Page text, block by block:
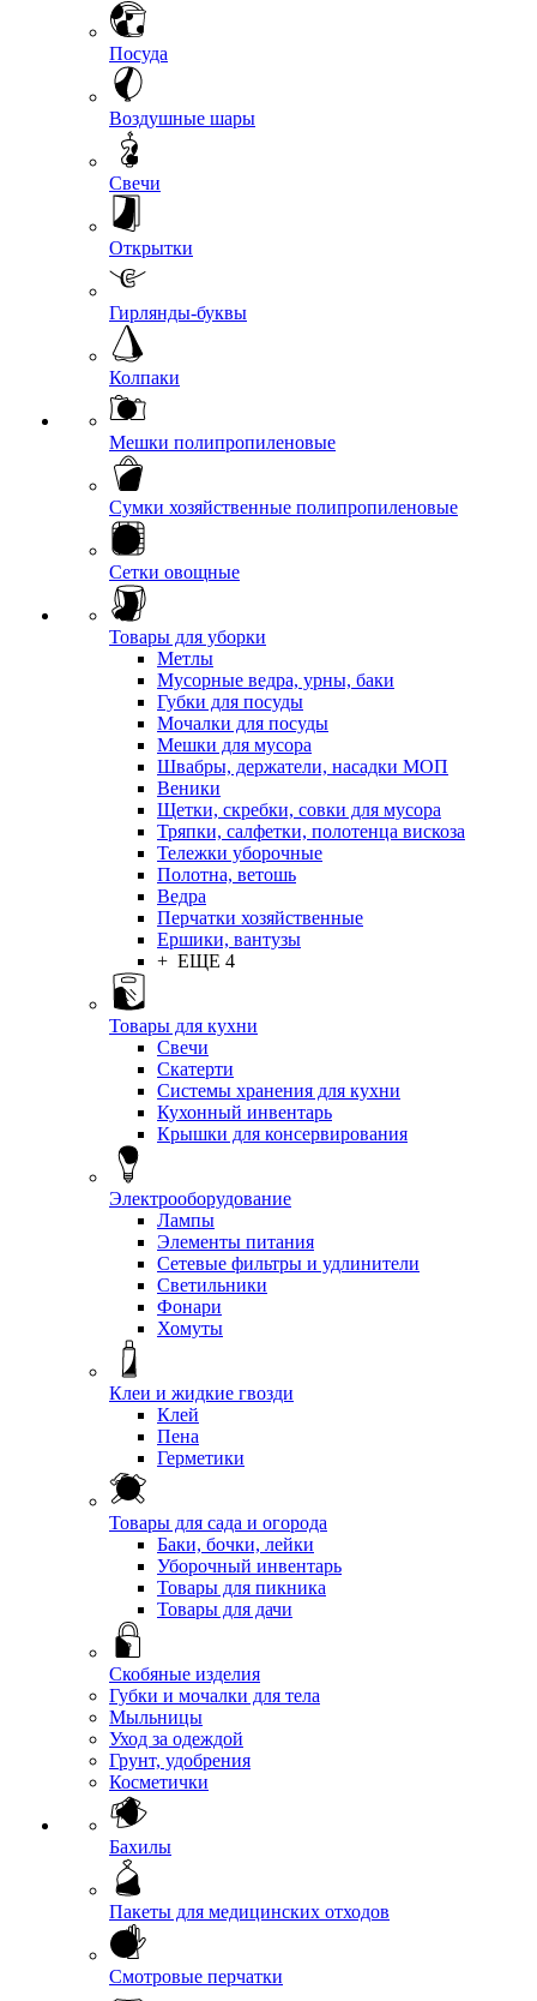
Посуда
Воздушные шары
Свечи
Открытки
Гирлянды-буквы
Колпаки
Мешки полипропиленовые
Сумки хозяйственные полипропиленовые
Сетки овощные
Товары для уборки
Метлы
Мусорные ведра, урны, баки
Губки для посуды
Мочалки для посуды
Мешки для мусора
Швабры, держатели, насадки МОП
Веники
Щетки, скребки, совки для мусора
Тряпки, салфетки, полотенца вискоза
Тележки уборочные
Полотна, ветошь
Ведра
Перчатки хозяйственные
Ершики, вантузы
+ ЕЩЕ 4
Товары для кухни
Свечи
Скатерти
Системы хранения для кухни
Кухонный инвентарь
Крышки для консервирования
Электрооборудование
Лампы
Элементы питания
Сетевые фильтры и удлинители
Светильники
Фонари
Хомуты
Клеи и жидкие гвозди
Клей
Пена
Герметики
Товары для сада и огорода
Баки, бочки, лейки
Уборочный инвентарь
Товары для пикника
Товары для дачи
Скобяные изделия
Губки и мочалки для тела
Мыльницы
Уход за одеждой
Грунт, удобрения
Косметички
Бахилы
Пакеты для медицинских отходов
Смотровые перчатки